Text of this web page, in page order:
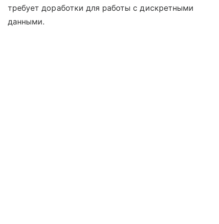
требует доработки для работы с дискретными
данными.